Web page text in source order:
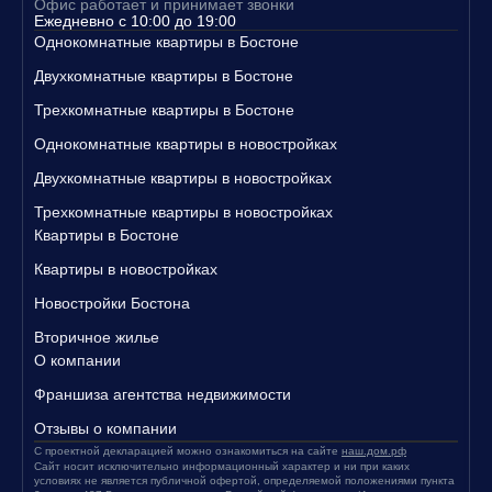
Свяжитесь с нами уже сегодня, чтобы узнать больше о наших п
редложениях и записаться на просмотр квартир!
Офис работает и принимает звонки
Ежедневно с 10:00 до 19:00
Однокомнатные квартиры в Бостоне
Двухкомнатные квартиры в Бостоне
Трехкомнатные квартиры в Бостоне
Однокомнатные квартиры в новостройках
Двухкомнатные квартиры в новостройках
Трехкомнатные квартиры в новостройках
Квартиры в Бостоне
Квартиры в новостройках
Новостройки Бостона
Вторичное жилье
О компании
Франшиза агентства недвижимости
Отзывы о компании
С проектной декларацией можно ознакомиться на сайте наш.дом.рф
Сайт носит исключительно информационный характер и ни при каких
условиях не является публичной офертой, определяемой положениями пункта